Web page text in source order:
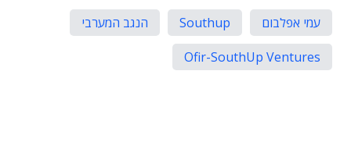
עמי אפלבום Southup
הנגב המערבי
Ofir-SouthUp Ventures